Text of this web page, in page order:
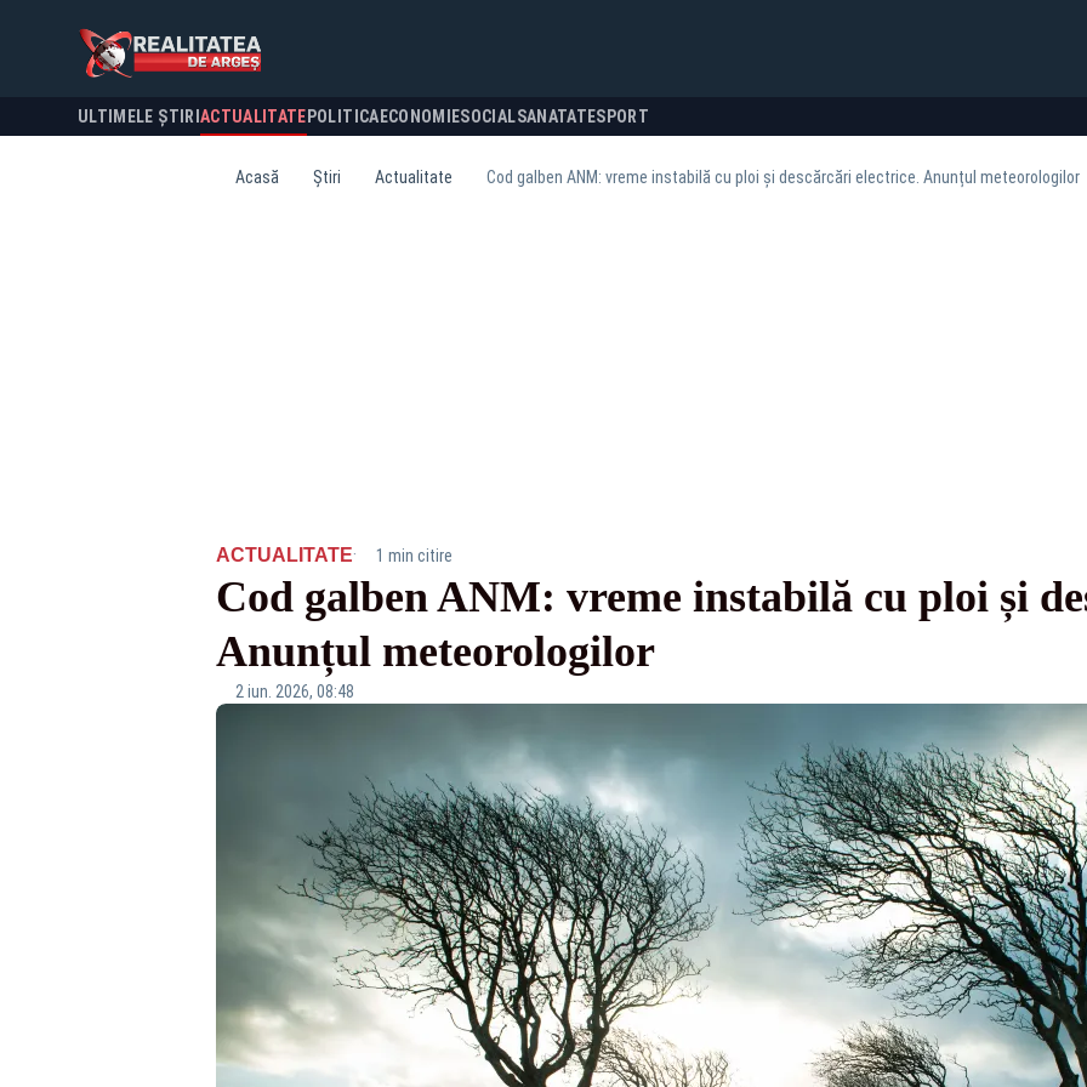
ULTIMELE ȘTIRI ACTUALITATE POLITICA ECONOMIESOCIALSANATATESPORT
Acasă Știri Actualitate Cod galben ANM: vreme instabilă cu ploi și descărcări electrice. Anunțul meteorologilor
ACTUALITATE· 1 min citire
Cod galben ANM: vreme instabilă cu ploi și
Anunțul meteorologilor
2 iun. 2026, 08:48